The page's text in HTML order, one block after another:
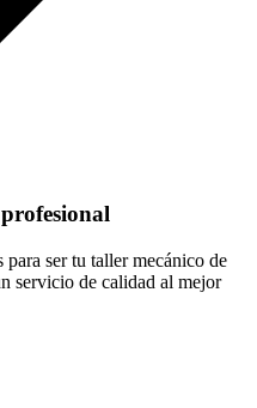
ser tu taller mecánico de
servicio de calidad al mejor